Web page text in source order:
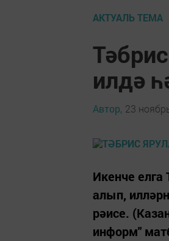
АКТУАЛЬ ТЕМА
илдә
Автор, 23
Икенче
алып,
рәисе.
информ"